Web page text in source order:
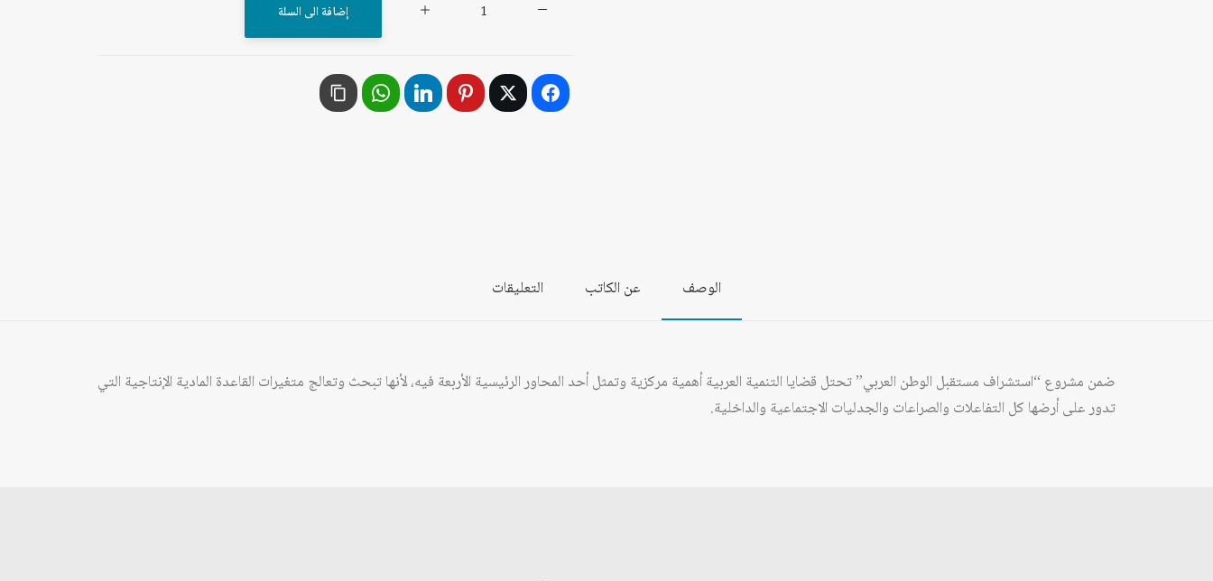
إضافة الى السلة
الوصف عن الكاتب التعليقات
ضمن مشروع “استشراف مستقبل الوطن العربي” تحتل قضايا التنمية العربية أهمية مركزية وتمثل أحد المحاور الرئيسية الأربعة فيه، لأنها تبحث وتعالج متغيرات القاعدة المادية الإنتاجية التي
تدور على أرضها كل التفاعلات والصراعات والجدليات الاجتماعية والداخلية.